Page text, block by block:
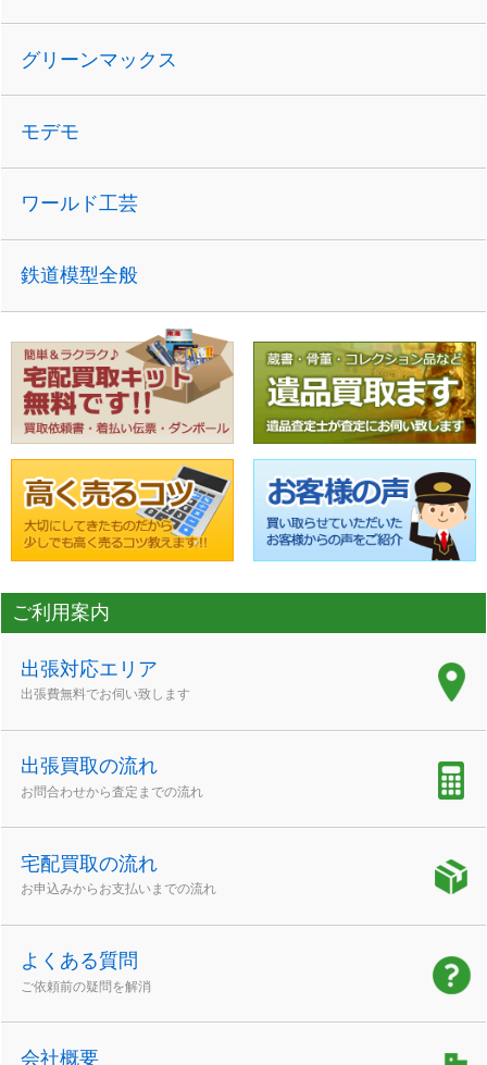
グリーンマックス
モデモ
ワールド工芸
鉄道模型全般
ご利用案内
出張対応エリア
出張費無料でお伺い致します
出張買取の流れ
お問合わせから査定までの流れ
宅配買取の流れ
お申込みからお支払いまでの流れ
よくある質問
ご依頼前の疑問を解消
会社概要